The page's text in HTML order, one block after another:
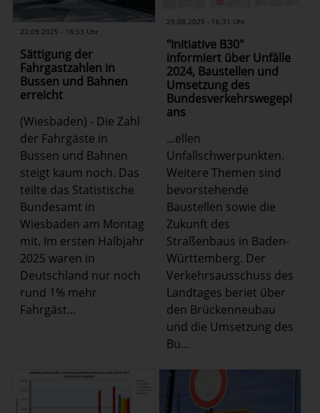
22.09.2025 - 18:53 Uhr
Sättigung der
Fahrgastzahlen in
Bussen und Bahnen
erreicht
(Wiesbaden) - Die Zahl
der Fahrgäste in
Bussen und Bahnen
steigt kaum noch. Das
teilte das Statistische
Bundesamt in
Wiesbaden am Montag
mit. Im ersten Halbjahr
2025 waren in
Deutschland nur noch
rund 1% mehr
Fahrgäst...
29.08.2025 - 16:31 Uhr
"Initiative B30"
informiert über Unfälle
2024, Baustellen und
Umsetzung des
Bundesverkehrswegepl
ans
...ellen
Unfallschwerpunkten.
Weitere Themen sind
bevorstehende
Baustellen sowie die
Zukunft des
Straßenbaus in Baden-
Württemberg. Der
Verkehrsausschuss des
Landtages beriet über
den Brückenneubau
und die Umsetzung des
Bu...